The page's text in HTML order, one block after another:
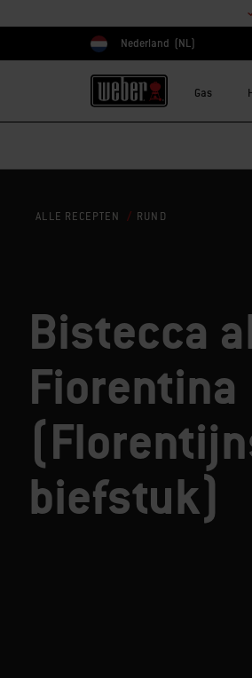
Kies land
Nederland (NL)
Gas
ALLE RECEPTEN RUND
Bistecca
Fiorentina
biefstuk)